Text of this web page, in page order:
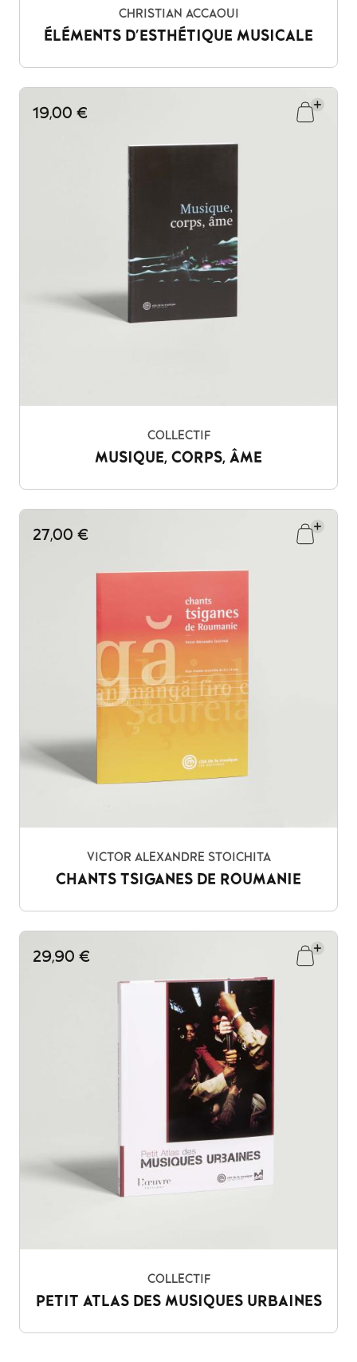
CHRISTIAN ACCAOUI
ÉLÉMENTS D'ESTHÉTIQUE MUSICALE
19,00 €
COLLECTIF
MUSIQUE, CORPS, ÂME
27,00 €
VICTOR ALEXANDRE STOICHITA
CHANTS TSIGANES DE ROUMANIE
29,90 €
COLLECTIF
PETIT ATLAS DES MUSIQUES URBAINES